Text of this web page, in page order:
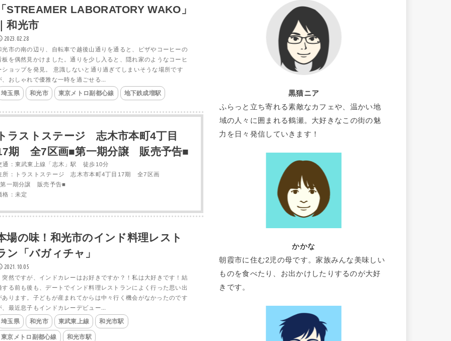
STREAMER LABORATORY WAKO」
和光市
2023.02.28
光市の南の辺り、自転車で越後山通りを通ると、ピザやコーヒーの
板を偶然見かけました。通りを少し入ると、隠れ家のようなコーヒ
ショップを発見。 意識しないと通り過ぎてしまいそうな場所です
、おしゃれで優雅な一時を過ごせる...
埼玉県 和光市 東京メトロ副都心線 地下鉄成増駅
ラストステージ 志木市本町4丁目
期 全7区画■第一期分譲 販売予告■
通：東武東上線「志木」駅 徒歩10分
所：トラストステージ 志木市本町4丁目17期 全7区画
一期分譲 販売予告■
格：未定
場の味！和光市のインド料理レスト
ン「バガィチャ」
2021.10.05
然ですが、インドカレーはお好きですか？！私は大好きです！結
する前も後も、デートでインド料理レストランによく行った思い出
あります。子どもが産まれてからは中々行く機会がなかったのです
、最近息子もインドカレーデビュー...
埼玉県 和光市 東武東上線 和光市駅
東京メトロ副都心線 和光市駅
黒猫ニア
ふらっと立ち寄れる素敵なカフェや、温かい地
域の人々に囲まれる鶴瀬。大好きなこの街の魅
力を日々発信していきます！
かかな
朝霞市に住む2児の母です。家族みんな美味しい
ものを食べたり、お出かけしたりするのが大好
きです。